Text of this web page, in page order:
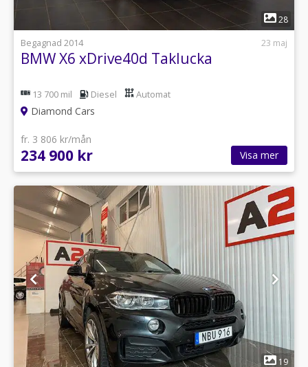
1
28
Begagnad 2014
23 maj
BMW X6 xDrive40d Taklucka
13 700 mil Diesel Automat
Diamond Cars
fr. 3 806 kr/mån
234 900 kr Visa mer
1 19